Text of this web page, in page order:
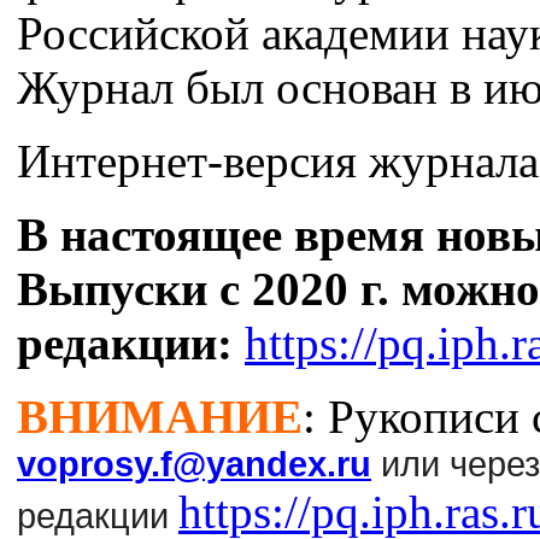
Российской академии
Журнал был основан в
Интернет-версия
В настоящее время
Выпуски с 2020 г.
редакции: https://
ВНИМАНИЕ: Рукописи
voprosy.f@yandex.ru или
редакции https://